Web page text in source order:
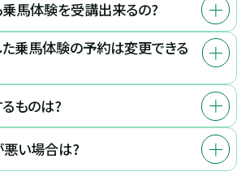
馬体験を受講出来るの?
乗馬体験の予約は変更できる
ものは?
い場合は?